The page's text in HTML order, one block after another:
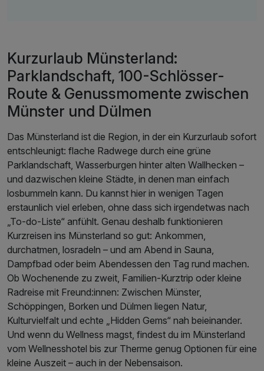
Kurzurlaub Münsterland:
Parklandschaft, 100-Schlösser-
Route & Genussmomente zwischen
Münster und Dülmen
Das Münsterland ist die Region, in der ein Kurzurlaub sofort
entschleunigt: flache Radwege durch eine grüne
Parklandschaft, Wasserburgen hinter alten Wallhecken –
und dazwischen kleine Städte, in denen man einfach
losbummeln kann. Du kannst hier in wenigen Tagen
erstaunlich viel erleben, ohne dass sich irgendetwas nach
„To-do-Liste“ anfühlt. Genau deshalb funktionieren
Kurzreisen ins Münsterland so gut: Ankommen,
durchatmen, losradeln – und am Abend in Sauna,
Dampfbad oder beim Abendessen den Tag rund machen.
Ob Wochenende zu zweit, Familien-Kurztrip oder kleine
Radreise mit Freund:innen: Zwischen Münster,
Schöppingen, Borken und Dülmen liegen Natur,
Kulturvielfalt und echte „Hidden Gems“ nah beieinander.
Und wenn du Wellness magst, findest du im Münsterland
vom Wellnesshotel bis zur Therme genug Optionen für eine
kleine Auszeit – auch in der Nebensaison.